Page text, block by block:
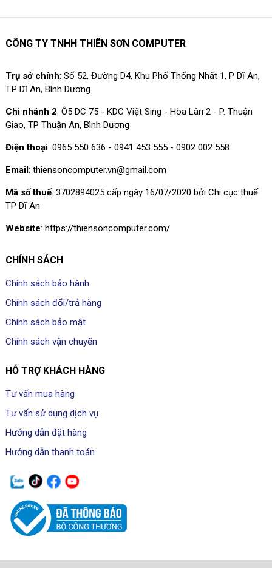
CÔNG TY TNHH THIÊN SƠN COMPUTER
Trụ sở chính: Số 52, Đường D4, Khu Phố Thống Nhất 1, P Dĩ An,
T.P Dĩ An, Bình Dương
Chi nhánh 2: Ô5 DC 75 - KDC Việt Sing - Hòa Lân 2 - P. Thuận
Giao, TP Thuận An, Bình Dương
Điện thoại: 0965 550 636 - 0941 453 555 - 0902 002 558
Email: thiensoncomputer.vn@gmail.com
Mã số thuế: 3702894025 cấp ngày 16/07/2020 bởi Chi cục thuế
TP Dĩ An
Website: https://thiensoncomputer.com/
CHÍNH SÁCH
Chính sách bảo hành
Chính sách đổi/trả hàng
Chính sách bảo mật
Chính sách vận chuyển
HỖ TRỢ KHÁCH HÀNG
Tư vấn mua hàng
Tư vấn sử dụng dịch vụ
Hướng dẫn đặt hàng
Hướng dẫn thanh toán